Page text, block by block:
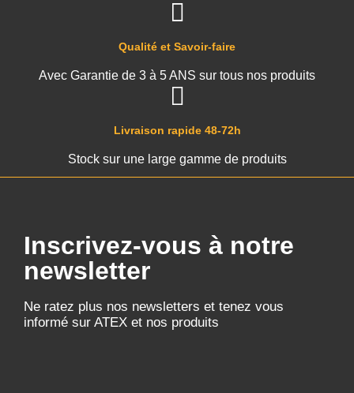
Livraison rapide 48-72h
Stock sur une large gamme de produits
Qualité et Savoir-faire
Avec Garantie de 3 à 5 ANS sur tous nos produits
Inscrivez-vous à notre
newsletter
Ne ratez plus nos newsletters et tenez vous
informé sur ATEX et nos produits